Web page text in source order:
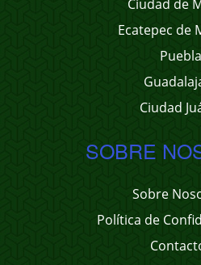
Ciudad de
Ecatepec de
Puebla
Ciudad
SOBRE
Sobre
Política de